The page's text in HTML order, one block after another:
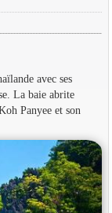
avec ses
La baie abrite
Panyee et son